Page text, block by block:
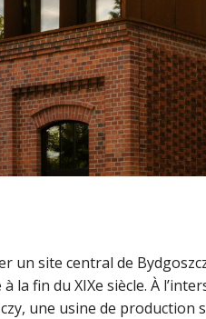
site central de
fin du XIXe siècle. À
une usine de production